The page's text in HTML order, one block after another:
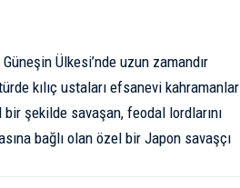
Ülkesi’nde uzun zamandır
kılıç ustaları efsanevi kahramanlar
şekilde savaşan, feodal lordlarını
bağlı olan özel bir Japon savaşçı